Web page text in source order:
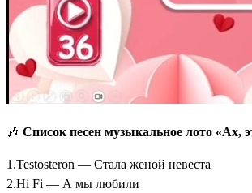
🎶 Список песен музыкальное лото «Ах,
1.Testosteron — Стала женой невеста
2.Hi Fi — А мы любили